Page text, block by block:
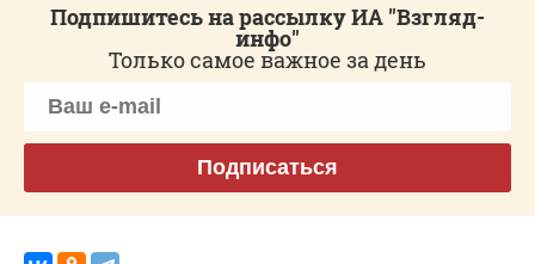
Подпишитесь на рассылку ИА "Взгляд-
инфо"
Только самое важное за день
Подписаться